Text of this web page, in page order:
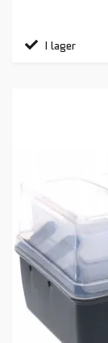
I lager